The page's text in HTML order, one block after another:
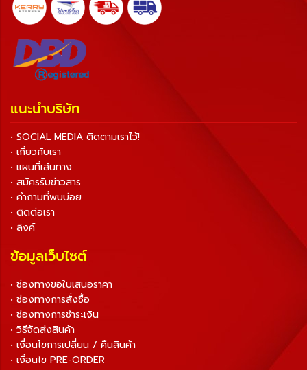
แนะนำบริษัท
• SOCIAL MEDIA ติดตามเราไว้!
• เกี่ยวกับเรา
• แผนที่เส้นทาง
• สมัครรับข่าวสาร
• คำถามที่พบบ่อย
• ติดต่อเรา
• ลิงค์
ข้อมูลเว็บไซต์
• ช่องทางขอใบเสนอราคา
• ช่องทางการสั่งซื้อ
• ช่องทางการชำระเงิน
• วิธีจัดส่งสินค้า
• เงื่อนไขการเปลี่ยน / คืนสินค้า
• เงื่อนไข PRE-ORDER